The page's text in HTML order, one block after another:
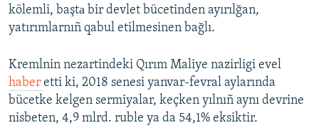
kölemli, baştа bir devlet bücetinden ayırılğan,
yatırımlarnıñ qabul etilmesinen bağlı.
Kremlnin nezartindeki Qırım Maliye nazirligi evel
haber etti ki, 2018 senesi yanvar-fevral aylarında
bücetke kelgen sermiyalar, keçken yılnıñ aynı devrine
nisbeten, 4,9 mlrd. ruble ya da 54,1% eksiktir.